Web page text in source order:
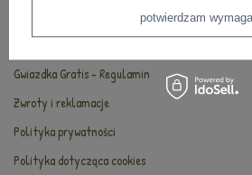
Gwiazdka Gratis - Regulamin
Zwroty i reklamacje
Polityka prywatności
Polityka dotycząca cookies
potwierdzam